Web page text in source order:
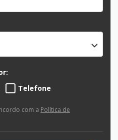
Telefone
com a Política de